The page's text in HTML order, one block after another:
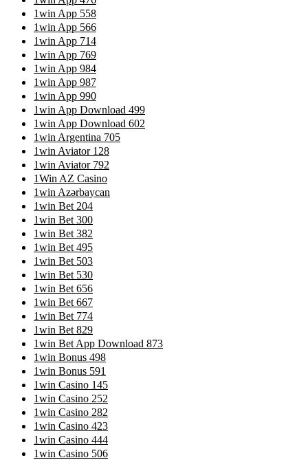
1win App 558
1win App 566
1win App 714
1win App 769
1win App 984
1win App 987
1win App 990
1win App Download 499
1win App Download 602
1win Argentina 705
1win Aviator 128
1win Aviator 792
1Win AZ Casino
1win Azərbaycan
1win Bet 204
1win Bet 300
1win Bet 382
1win Bet 495
1win Bet 503
1win Bet 530
1win Bet 656
1win Bet 667
1win Bet 774
1win Bet 829
1win Bet App Download 873
1win Bonus 498
1win Bonus 591
1win Casino 145
1win Casino 252
1win Casino 282
1win Casino 423
1win Casino 444
1win Casino 506